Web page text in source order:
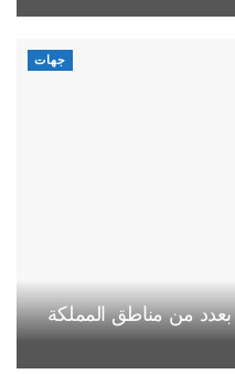
جهات
بعدد من مناطق المملكة